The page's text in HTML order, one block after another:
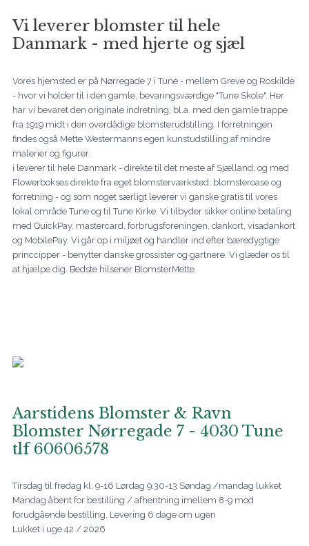
Vi leverer blomster til hele
Danmark - med hjerte og sjæl
Vores hjemsted er på Nørregade 7 i Tune - mellem Greve og Roskilde
- hvor vi holder til i den gamle, bevaringsværdige "Tune Skole". Her
har vi bevaret den originale indretning, bl.a. med den gamle trappe
fra 1919 midt i den overdådige blomsterudstilling. I forretningen
findes også Mette Westermanns egen kunstudstilling af mindre
malerier og figurer.
i leverer til hele Danmark - direkte til det meste af Sjælland, og med
Flowerbokses direkte fra eget blomsterværksted, blomsteroase og
forretning - og som noget særligt leverer vi ganske gratis til vores
lokal område Tune og til Tune Kirke. Vi tilbyder sikker online betaling
med QuickPay, mastercard, forbrugsforeningen, dankort, visadankort
og MobilePay. Vi går op i miljøet og handler ind efter bæredygtige
princcipper - benytter danske grossister og gartnere. Vi glæder os til
at hjælpe dig. Bedste hilsener BlomsterMette
Aarstidens Blomster & Ravn
Blomster Nørregade 7 - 4030 Tune
tlf 60606578
Tirsdag til fredag kl. 9-16 Lørdag 9.30-13 Søndag /mandag lukket
Mandag åbent for bestilling / afhentning imellem 8-9 mod
forudgående bestilling. Levering 6 dage om ugen
Lukket i uge 42 / 2026